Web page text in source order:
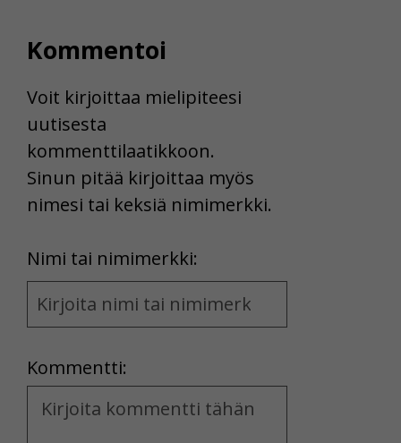
Kommentoi
Voit kirjoittaa mielipiteesi
uutisesta
kommenttilaatikkoon.
Sinun pitää kirjoittaa myös
nimesi tai keksiä nimimerkki.
Nimi tai nimimerkki:
Name
and
Kommentti:
Kommentti